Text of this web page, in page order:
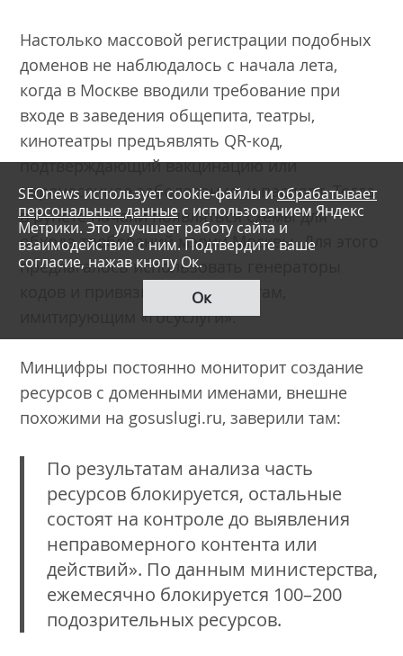
Настолько массовой регистрации подобных
доменов не наблюдалось с начала лета,
когда в Москве вводили требование при
входе в заведения общепита, театры,
кинотеатры предъявлять QR-код,
подтверждающий вакцинацию или
перенесенное заболевание, и паспорт. Тогда
в рунете начали появляться схемы для
обхода требований мэрии Москвы. Для этого
предлагалось использовать генераторы
кодов и привязывать их к сайтам,
имитирующим «Госуслуги».
Минцифры постоянно мониторит создание
ресурсов с доменными именами, внешне
похожими на gosuslugi.ru, заверили там:
По результатам анализа часть
ресурсов блокируется, остальные
состоят на контроле до выявления
неправомерного контента или
действий». По данным министерства,
ежемесячно блокируется 100–200
подозрительных ресурсов.
SEOnews использует cookie-файлы и обрабатывает
персональные данные с использованием Яндекс
Метрики. Это улучшает работу сайта и
взаимодействие с ним. Подтвердите ваше
согласие, нажав кнопу Ок.
Ок